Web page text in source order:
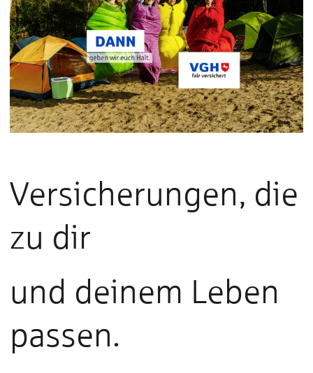
Versicherungen, die
zu dir
und deinem Leben
passen.